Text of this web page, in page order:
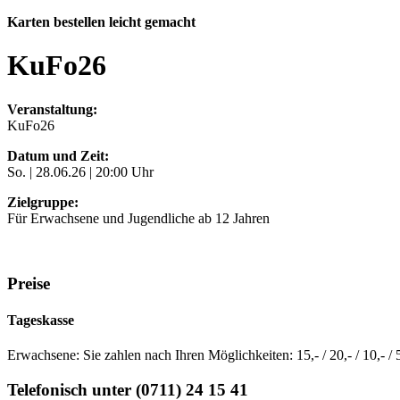
Karten bestellen leicht gemacht
KuFo26
Veranstaltung:
KuFo26
Datum und Zeit:
So. | 28.06.26 | 20:00 Uhr
Zielgruppe:
Für Erwachsene und Jugendliche ab 12 Jahren
Preise
Tageskasse
Erwachsene: Sie zahlen nach Ihren Möglichkeiten: 15,- / 20,- / 10,- /
Telefonisch unter (0711) 24 15 41